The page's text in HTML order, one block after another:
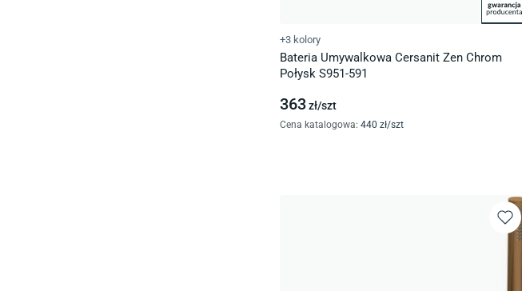
+3 kolory
Bateria Umywalkowa Cersanit Zen Chrom
Połysk S951-591
363zł/szt
Cena katalogowa: 440 zł/szt